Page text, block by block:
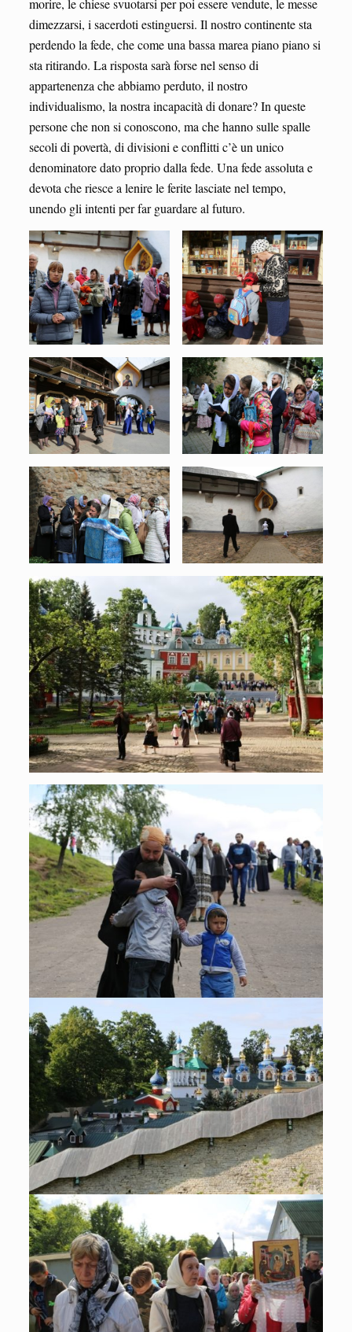
dimezzarsi, i sacerdoti estinguersi. Il nostro continente sta
perdendo la fede, che come una bassa marea piano piano si
sta ritirando. La risposta sarà forse nel senso di
appartenenza che abbiamo perduto, il nostro
individualismo, la nostra incapacità di donare? In queste
persone che non si conoscono, ma che hanno sulle spalle
secoli di povertà, di divisioni e conflitti c’è un unico
denominatore dato proprio dalla fede. Una fede assoluta e
devota che riesce a lenire le ferite lasciate nel tempo,
unendo gli intenti per far guardare al futuro.